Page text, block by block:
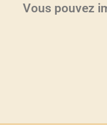
Vous pouvez